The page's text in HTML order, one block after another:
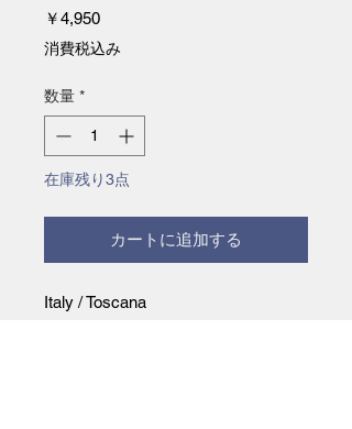
￥4,950価
格
消費税込み
数量 *
在庫残り3点
カートに追加する
Italy / Toscana